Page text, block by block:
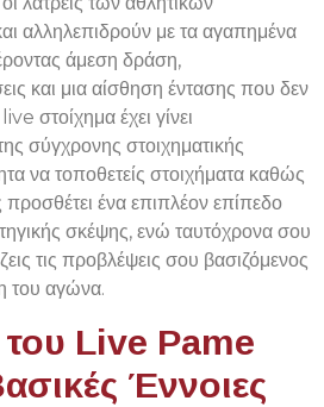
αλληλεπιδρούν με τα αγαπημένα
άμεση δράση,
και μια αίσθηση έντασης που δεν
στοίχημα έχει γίνει
σύγχρονης στοιχηματικής
να τοποθετείς στοιχήματα καθώς
προσθέτει ένα επιπλέον επίπεδο
σκέψης, ενώ ταυτόχρονα σου
τις προβλέψεις σου βασιζόμενος
του αγώνα.
Live Pame
Έννοιες